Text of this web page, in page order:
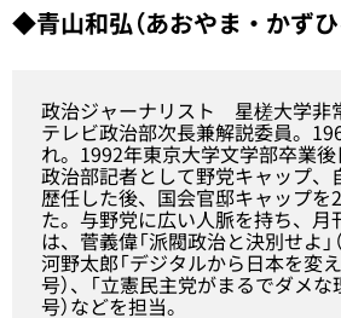
◆青山和弘（あおやま・かず
政治ジャーナリスト 星槎大学
テレビ政治部次長兼解説委員。
れ。1992年東京大学文学部卒業後
政治部記者として野党キャップ、
歴任した後、国会官邸キャップを2
た。与野党に広い人脈を持ち、月
は、菅義偉「派閥政治と決別せよ」
河野太郎「デジタルから日本を変え
号）、「立憲民主党がまるでダメな
号）などを担当。